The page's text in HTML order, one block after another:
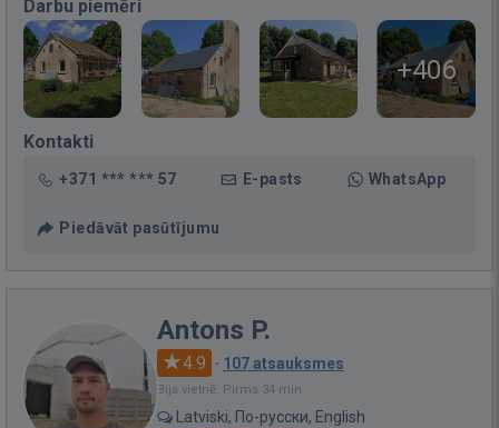
Darbu piemēri
+406
Kontakti
+371 *** *** 57 E-pasts WhatsApp
Piedāvāt pasūtījumu
Antons P.
4.9 · 107 atsauksmes
Bija vietnē: Pirms 34 min.
Latviski, По-русски, English